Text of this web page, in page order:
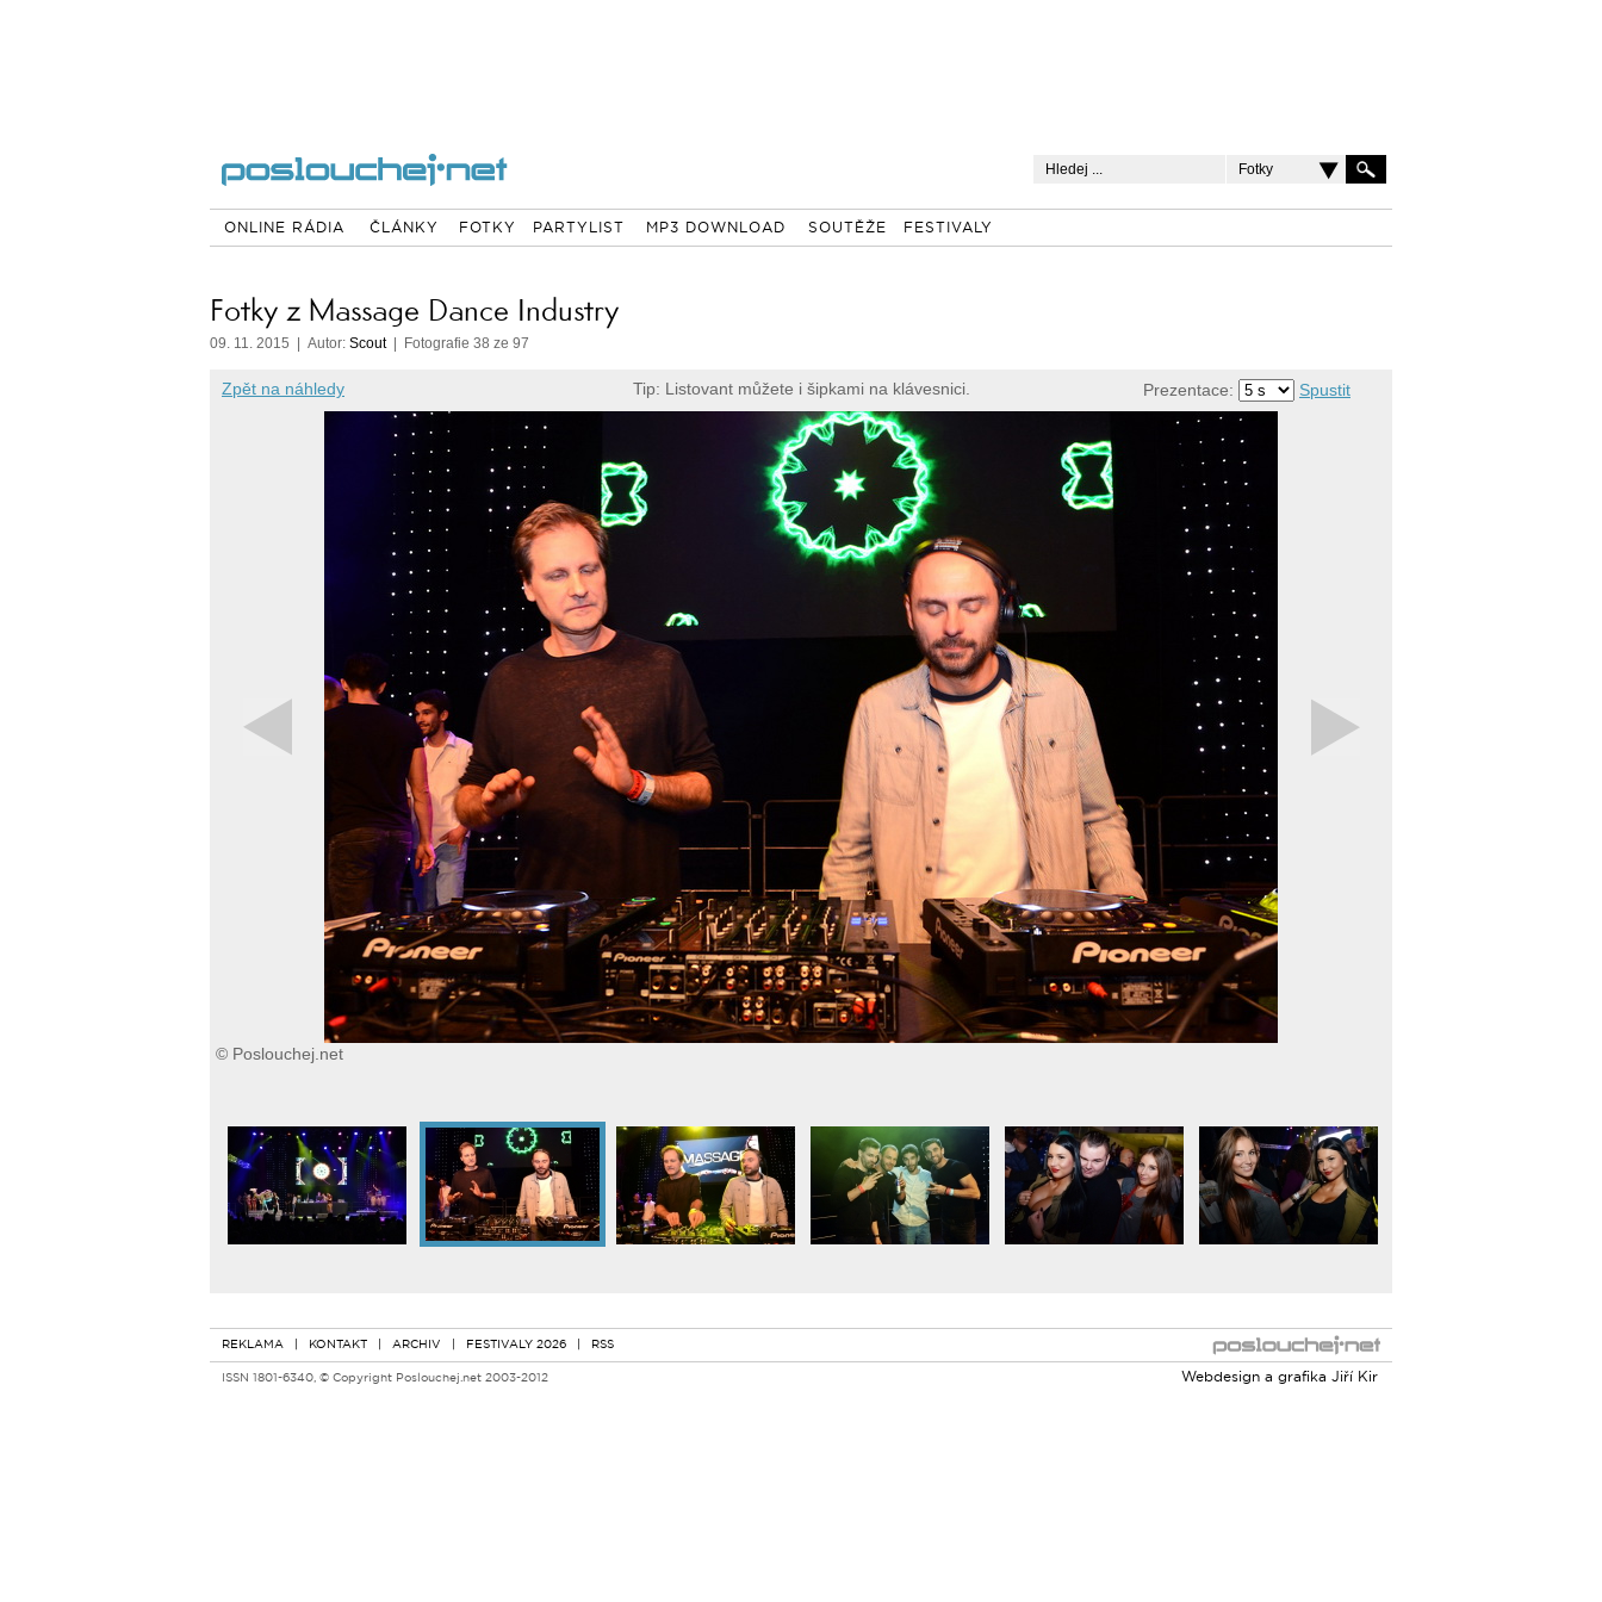
Fotky
ONLINE RÁDIA ČLÁNKY FOTKY PARTYLIST MP3 DOWNLOAD SOUTĚŽE FESTIVALY
Fotky z Massage Dance Industry
09. 11. 2015 | Autor: Scout| Fotografie 38 ze 97
Zpět na náhledy Tip: Listovant můžete i šipkami na klávesnici. Prezentace: Spustit
© Poslouchej.net
REKLAMA | KONTAKT | ARCHIV | FESTIVALY 2026 | RSS
ISSN 1801-6340, © Copyright Poslouchej.net 2003-2012
Webdesign a grafika Jiří Kir